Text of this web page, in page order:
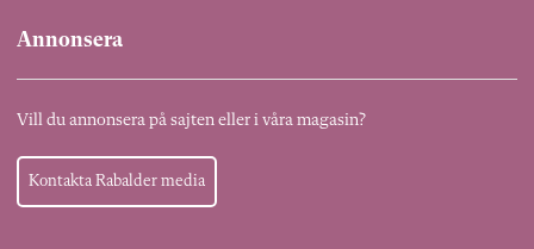
Annonsera
Vill du annonsera på sajten eller i våra magasin?
Kontakta Rabalder media